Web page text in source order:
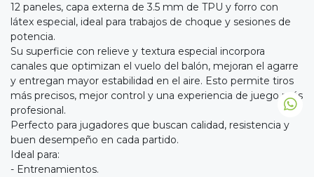
12 paneles, capa externa de 3.5 mm de TPU y forro con
látex especial, ideal para trabajos de choque y sesiones de
potencia.
Su superficie con relieve y textura especial incorpora
canales que optimizan el vuelo del balón, mejoran el agarre
y entregan mayor estabilidad en el aire. Esto permite tiros
más precisos, mejor control y una experiencia de juego más
profesional.
Perfecto para jugadores que buscan calidad, resistencia y
buen desempeño en cada partido.
Ideal para:
- Entrenamientos.